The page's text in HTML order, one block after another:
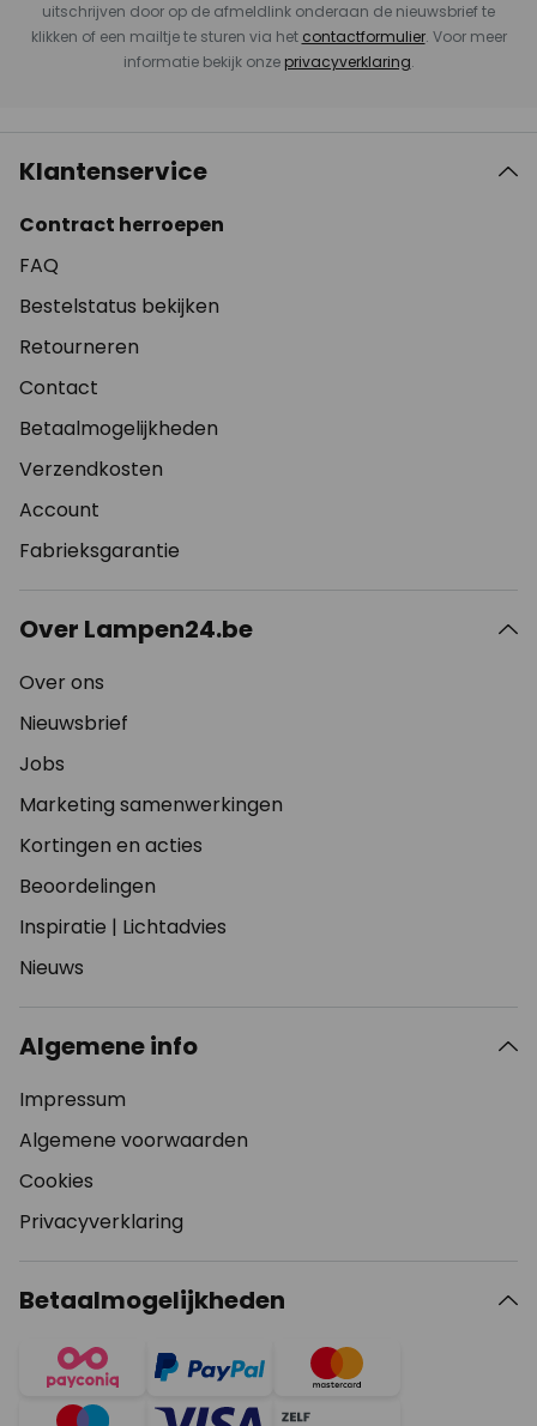
uitschrijven door op de afmeldlink onderaan de nieuwsbrief te
klikken of een mailtje te sturen via het contactformulier. Voor meer
informatie bekijk onze privacyverklaring.
Klantenservice
Contract herroepen
FAQ
Bestelstatus bekijken
Retourneren
Contact
Betaalmogelijkheden
Verzendkosten
Account
Fabrieksgarantie
Over Lampen24.be
Over ons
Nieuwsbrief
Jobs
Marketing samenwerkingen
Kortingen en acties
Beoordelingen
Inspiratie | Lichtadvies
Nieuws
Algemene info
Impressum
Algemene voorwaarden
Cookies
Privacyverklaring
Betaalmogelijkheden